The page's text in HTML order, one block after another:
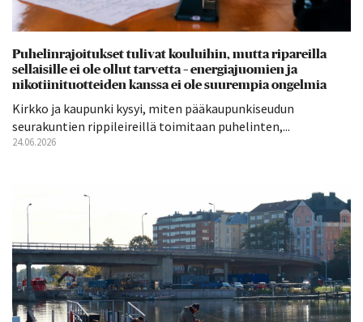
Puhelinrajoitukset tulivat kouluihin, mutta ripareilla
sellaisille ei ole ollut tarvetta – energiajuomien ja
nikotiinituotteiden kanssa ei ole suurempia ongelmia
Kirkko ja kaupunki kysyi, miten pääkaupunkiseudun
seurakuntien rippileireillä toimitaan puhelinten,...
24.06.2026